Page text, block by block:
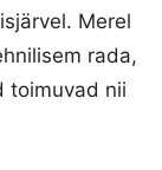
Merel
rada,
toimuvad nii